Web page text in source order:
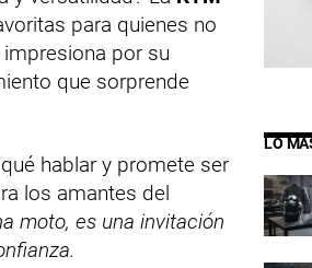
para quienes no
por su
que sorprende
hablar y promete ser
los amantes del
moto, es una invitación
LO